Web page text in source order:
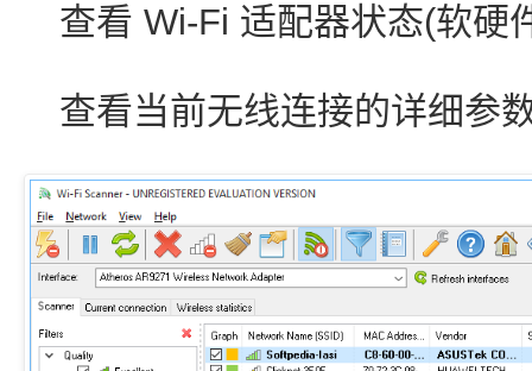
查看 Wi-Fi 适配器状态(软硬
查看当前无线连接的详细参